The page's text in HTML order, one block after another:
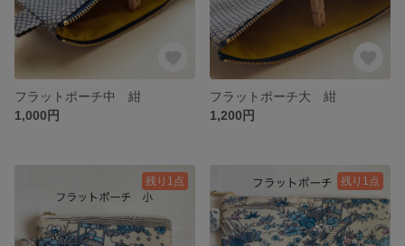
フラットポーチ中 紺
1,000円
フラットポーチ大 紺
1,200円
残り1点 残り1点